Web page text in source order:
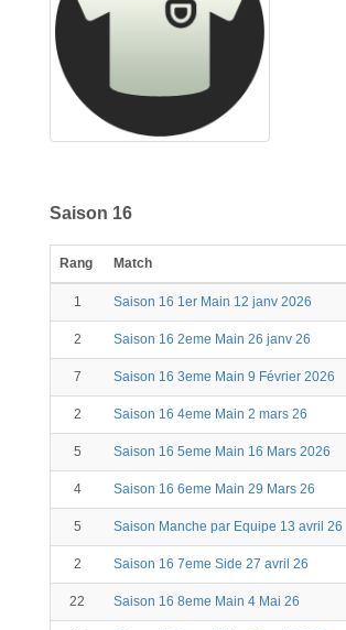
Saison 16
Rang Match
1 Saison 16 1er Main 12 janv 2026
2 Saison 16 2eme Main 26 janv 26
7 Saison 16 3eme Main 9 Février 2026
2 Saison 16 4eme Main 2 mars 26
5 Saison 16 5eme Main 16 Mars 2026
4 Saison 16 6eme Main 29 Mars 26
5 Saison Manche par Equipe 13 avril 26
2 Saison 16 7eme Side 27 avril 26
22 Saison 16 8eme Main 4 Mai 26